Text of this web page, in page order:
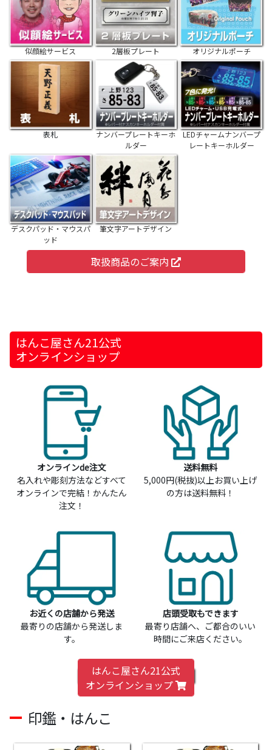
似顔絵サービス 2層板プレート オリジナルポーチ
表札
ナンバープレートキーホ
ルダー
LEDチャームナンバープ
レートキーホルダー
デスクパッド・マウスパ
ッド
筆文字アートデザイン
取扱商品のご案内
はんこ屋さん21公式
オンラインショップ
オンラインde注文
名入れや彫刻方法などすべて
オンラインで完結！かんたん
注文！
送料無料
5,000円(税抜)以上お買い上げ
の方は送料無料！
お近くの店舗から発送
最寄りの店舗から発送しま
す。
店頭受取もできます
最寄り店舗へ、ご都合のいい
時間にご来店ください。
はんこ屋さん21公式
オンラインショップ
印鑑・はんこ